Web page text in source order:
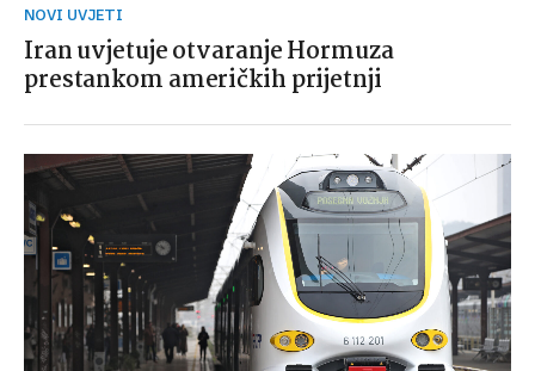
NOVI UVJETI
Iran uvjetuje otvaranje Hormuza
prestankom američkih prijetnji